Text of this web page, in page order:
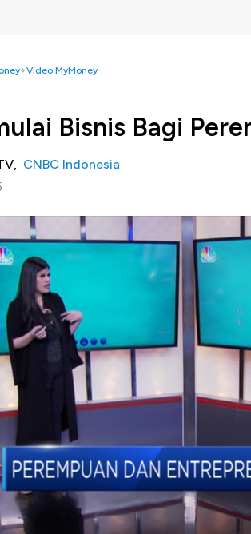
Video MyMoney
Bisnis Bagi
CNBC Indonesia
Tren wanita muda berbisnis,
khalayak. Ada banyak yang
dipersiapkan ketika memulai bisnis dari nol?
CEO Haagen Dazs Indonesia, Dita
05/2019) berikut ini.
#entrepreneur